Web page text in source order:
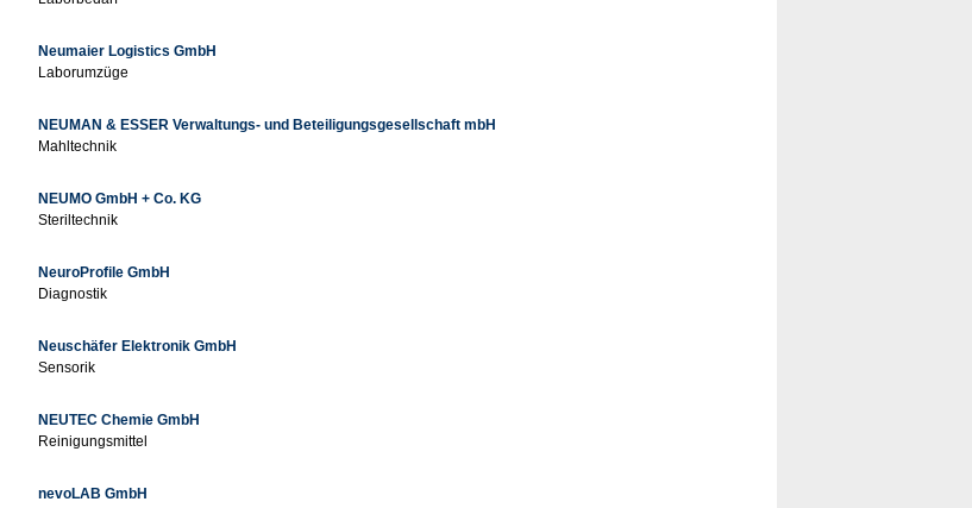
Neumaier Logistics GmbH
Laborumzüge
NEUMAN & ESSER Verwaltungs- und Beteiligungsgesellschaft mbH
Mahltechnik
NEUMO GmbH + Co. KG
Steriltechnik
NeuroProfile GmbH
Diagnostik
Neuschäfer Elektronik GmbH
Sensorik
NEUTEC Chemie GmbH
Reinigungsmittel
nevoLAB GmbH